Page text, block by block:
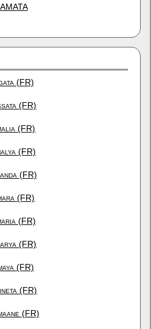
AMATA
(FR)
(FR)
(FR)
(FR)
(FR)
(FR)
(FR)
(FR)
(FR)
(FR)
(FR)